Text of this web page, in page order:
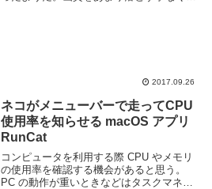
2017.09.26
ネコがメニューバーで走ってCPU
使用率を知らせる macOS アプリ
RunCat
コンピュータを利用する際 CPU やメモリ
の使用率を確認する機会があると思う。
PC の動作が重いときなどはタスクマネー